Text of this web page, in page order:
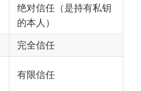
绝对信任（是持有私钥
的本人）
完全信任
有限信任